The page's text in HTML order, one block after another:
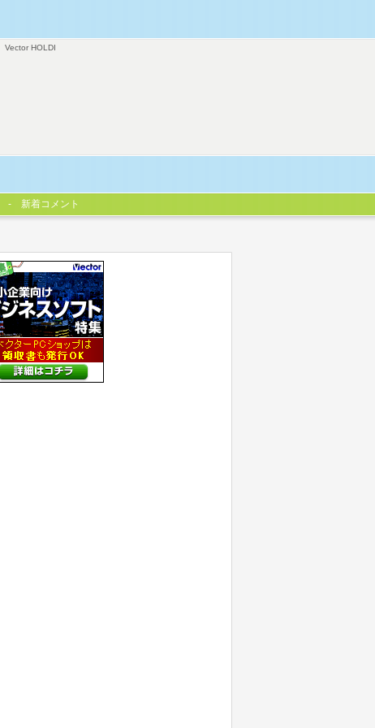
Vector HOLDI
新着コメント